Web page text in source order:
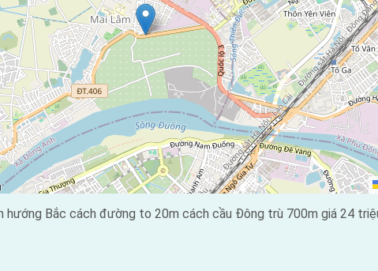
hướng Bắc cách đường to 20m cách cầu Đông trù 700m giá 24